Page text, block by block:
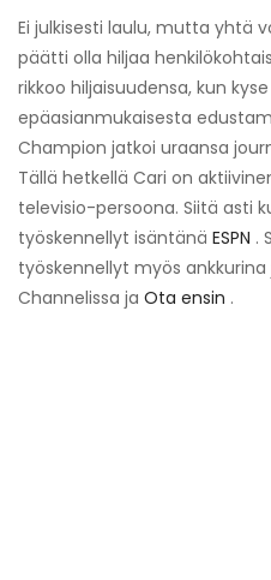
Ei julkisesti laulu, mutta yhtä
päätti olla hiljaa
rikkoo hiljaisuudensa, kun
epäasianmukaisesta
Champion jatkoi uraansa
Tällä hetkellä Cari on
televisio-persoona. Siitä asti
työskennellyt isäntänä ESPN .
työskennellyt myös
Channelissa ja Ota ensin .